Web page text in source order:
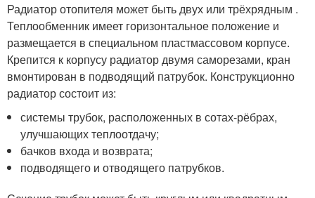
Радиатор отопителя может быть двух или трёхрядным .
Теплообменник имеет горизонтальное положение и
размещается в специальном пластмассовом корпусе.
Крепится к корпусу радиатор двумя саморезами, кран
вмонтирован в подводящий патрубок. Конструкционно
радиатор состоит из:
системы трубок, расположенных в сотах-рёбрах,
улучшающих теплоотдачу;
бачков входа и возврата;
подводящего и отводящего патрубков.